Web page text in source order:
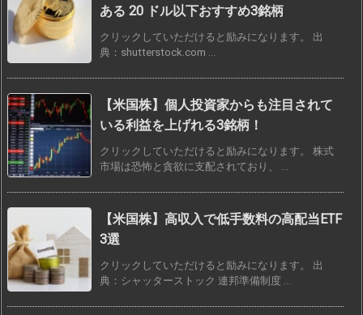
ある 20 ドル以下おすすめ3銘柄
クリックしていただけると励みになります。 出
典：shutterstock.com ...
【米国株】個人投資家からも注目されて
いる利益を上げれる3銘柄！
クリックしていただけると励みになります。 株式
市場は恐怖と貪欲に支配されており、 ...
【米国株】高収入で低手数料の高配当ETF
3選
クリックしていただけると励みになります。 出
典：シャッターストック 連邦準備制度 ...